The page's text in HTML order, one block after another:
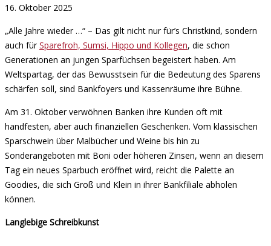
16. Oktober 2025
„Alle Jahre wieder …“ – Das gilt nicht nur für’s Christkind, sondern
auch fürSparefroh, Sumsi, Hippo und Kollegen, die schon
Generationen an jungen Sparfüchsen begeistert haben. Am
Weltspartag, der das Bewusstsein für die Bedeutung des Sparens
schärfen soll, sind Bankfoyers und Kassenräume ihre Bühne.
Am 31. Oktober verwöhnen Banken ihre Kunden oft mit
handfesten, aber auch finanziellen Geschenken. Vom klassischen
Sparschwein über Malbücher und Weine bis hin zu
Sonderangeboten mit Boni oder höheren Zinsen, wenn an diesem
Tag ein neues Sparbuch eröffnet wird, reicht die Palette an
Goodies, die sich Groß und Klein in ihrer Bankfiliale abholen
können.
Langlebige Schreibkunst